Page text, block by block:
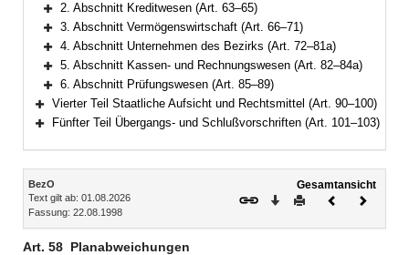
Bereich erweitern
2. Abschnitt Kreditwesen (Art. 63–65)
Bereich erweitern
3. Abschnitt Vermögenswirtschaft (Art. 66–71)
Bereich erweitern
4. Abschnitt Unternehmen des Bezirks (Art. 72–81a)
Bereich erweitern
5. Abschnitt Kassen- und Rechnungswesen (Art. 82–84a)
Bereich erweitern
6. Abschnitt Prüfungswesen (Art. 85–89)
Bereich erweitern
Vierter Teil Staatliche Aufsicht und Rechtsmittel (Art. 90–100)
Fünfter Teil Übergangs- und Schlußvorschriften (Art. 101–103)
Inhalt
BezO
Text gilt ab: 01.08.2026
Fassung: 22.08.1998
Gesamtansicht
Download
DruckenVorheriges
Art. 58 Planabweichungen